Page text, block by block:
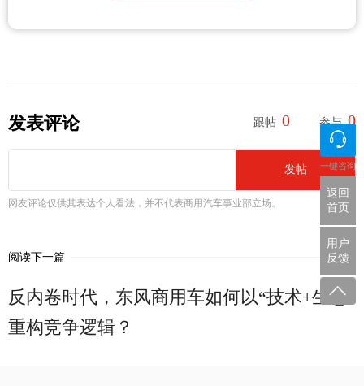
发表评论 跟帖 0 参与 0
发帖
网友评论仅供其表达个人看法，并不代表商用汽车事业部立场。
阅读下一篇
反内卷时代，东风商用车如何以“技术+生态”
重构竞争逻辑？
一键咨询
返回
首页
用户
反馈